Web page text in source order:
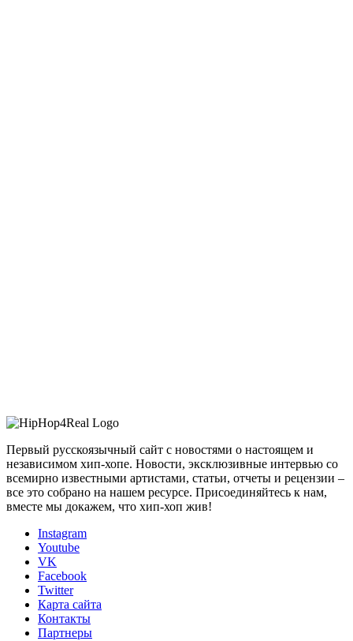
Первый русскоязычный сайт с новостями о настоящем и
независимом хип-хопе. Новости, эксклюзивные интервью со
всемирно известными артистами, статьи, отчеты и рецензии –
все это собрано на нашем ресурсе. Присоединяйтесь к нам,
вместе мы докажем, что хип-хоп жив!
Instagram
Youtube
VK
Facebook
Twitter
Карта сайта
Контакты
Партнеры